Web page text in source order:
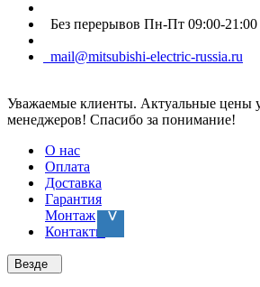
Без перерывов Пн-Пт 09:00-
mail@mitsubishi-electric-russia.ru
Уважаемые клиенты. Актуальные цены
менеджеров! Спасибо за понимание!
О нас
Оплата
Доставка
Гарантия
Монтаж
Контакты
Везде